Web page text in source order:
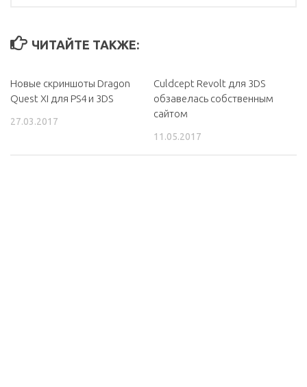
ЧИТАЙТЕ ТАКЖЕ:
Новые скриншоты Dragon
Quest XI для PS4 и 3DS
27.03.2017
Culdcept Revolt для 3DS
обзавелась собственным
сайтом
11.05.2017